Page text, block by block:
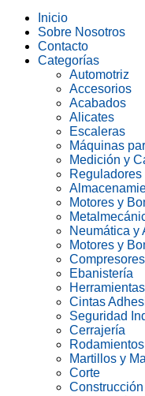
Inicio
Sobre Nosotros
Contacto
Categorías
Automotriz
Accesorios
Acabados
Alicates
Escaleras
Máquinas
Medición y
Motores y
Neumática y
Motores y
Ebanistería
Cintas
Seguridad
Cerrajería
Martillos y
Corte
Construcción